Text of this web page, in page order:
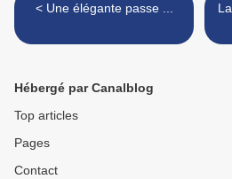
< Une élégante passe ...
Hébergé par Canalblog
Top articles
Pages
Contact